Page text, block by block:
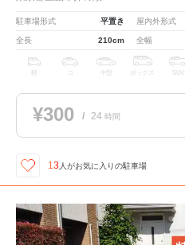
駐車場形式 平置き 屋内外形式
全長 210cm 全幅
軽 中型 ボックス SUV
¥300 / 24 時間
13 人がお気に入りの駐車場